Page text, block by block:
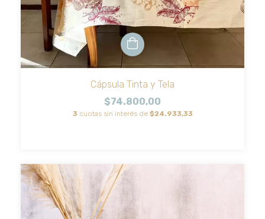
Cápsula Tinta y Tela
$74.800,00
3 cuotas sin interés de $24.933,33